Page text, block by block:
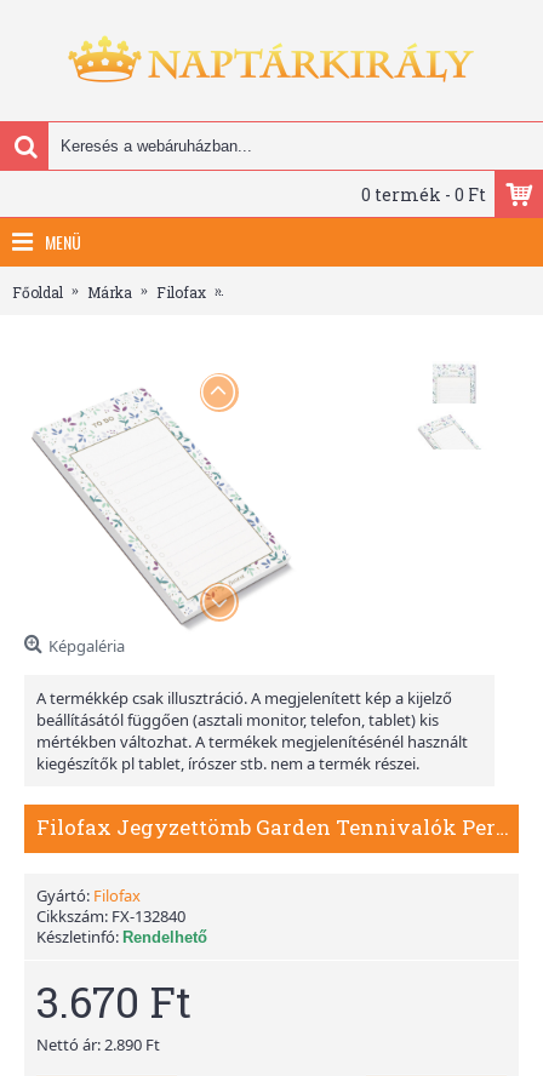
0 termék - 0 Ft
MENÜ
Főoldal Márka Filofax
Képgaléria
A termékkép csak illusztráció. A megjelenített kép a kijelző
beállításától függően (asztali monitor, telefon, tablet) kis
mértékben változhat. A termékek megjelenítésénél használt
kiegészítők pl tablet, írószer stb. nem a termék részei.
Filofax Jegyzettömb Garden Tennivalók Personal
Gyártó: Filofax
Cikkszám: FX-132840
Készletinfó: Rendelhető
3.670 Ft
Nettó ár: 2.890 Ft